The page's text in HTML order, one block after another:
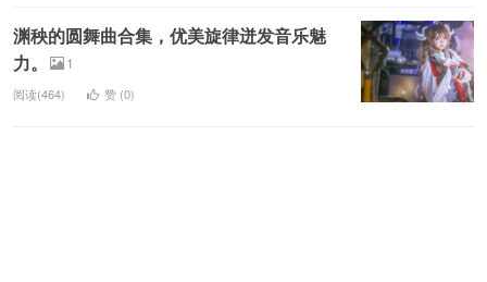
渊秧的圆舞曲合集，优美旋律迸发音乐魅
力。
1
阅读(464) 赞 (0)